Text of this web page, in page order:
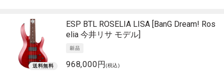
ESP BTL ROSELIA LISA [BanG Dream! Ros
elia 今井リサ モデル]
968,000円(税込)